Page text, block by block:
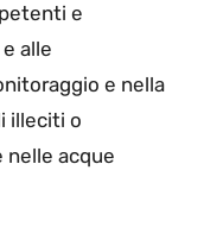
e
alle
e nella
illeciti o
acque